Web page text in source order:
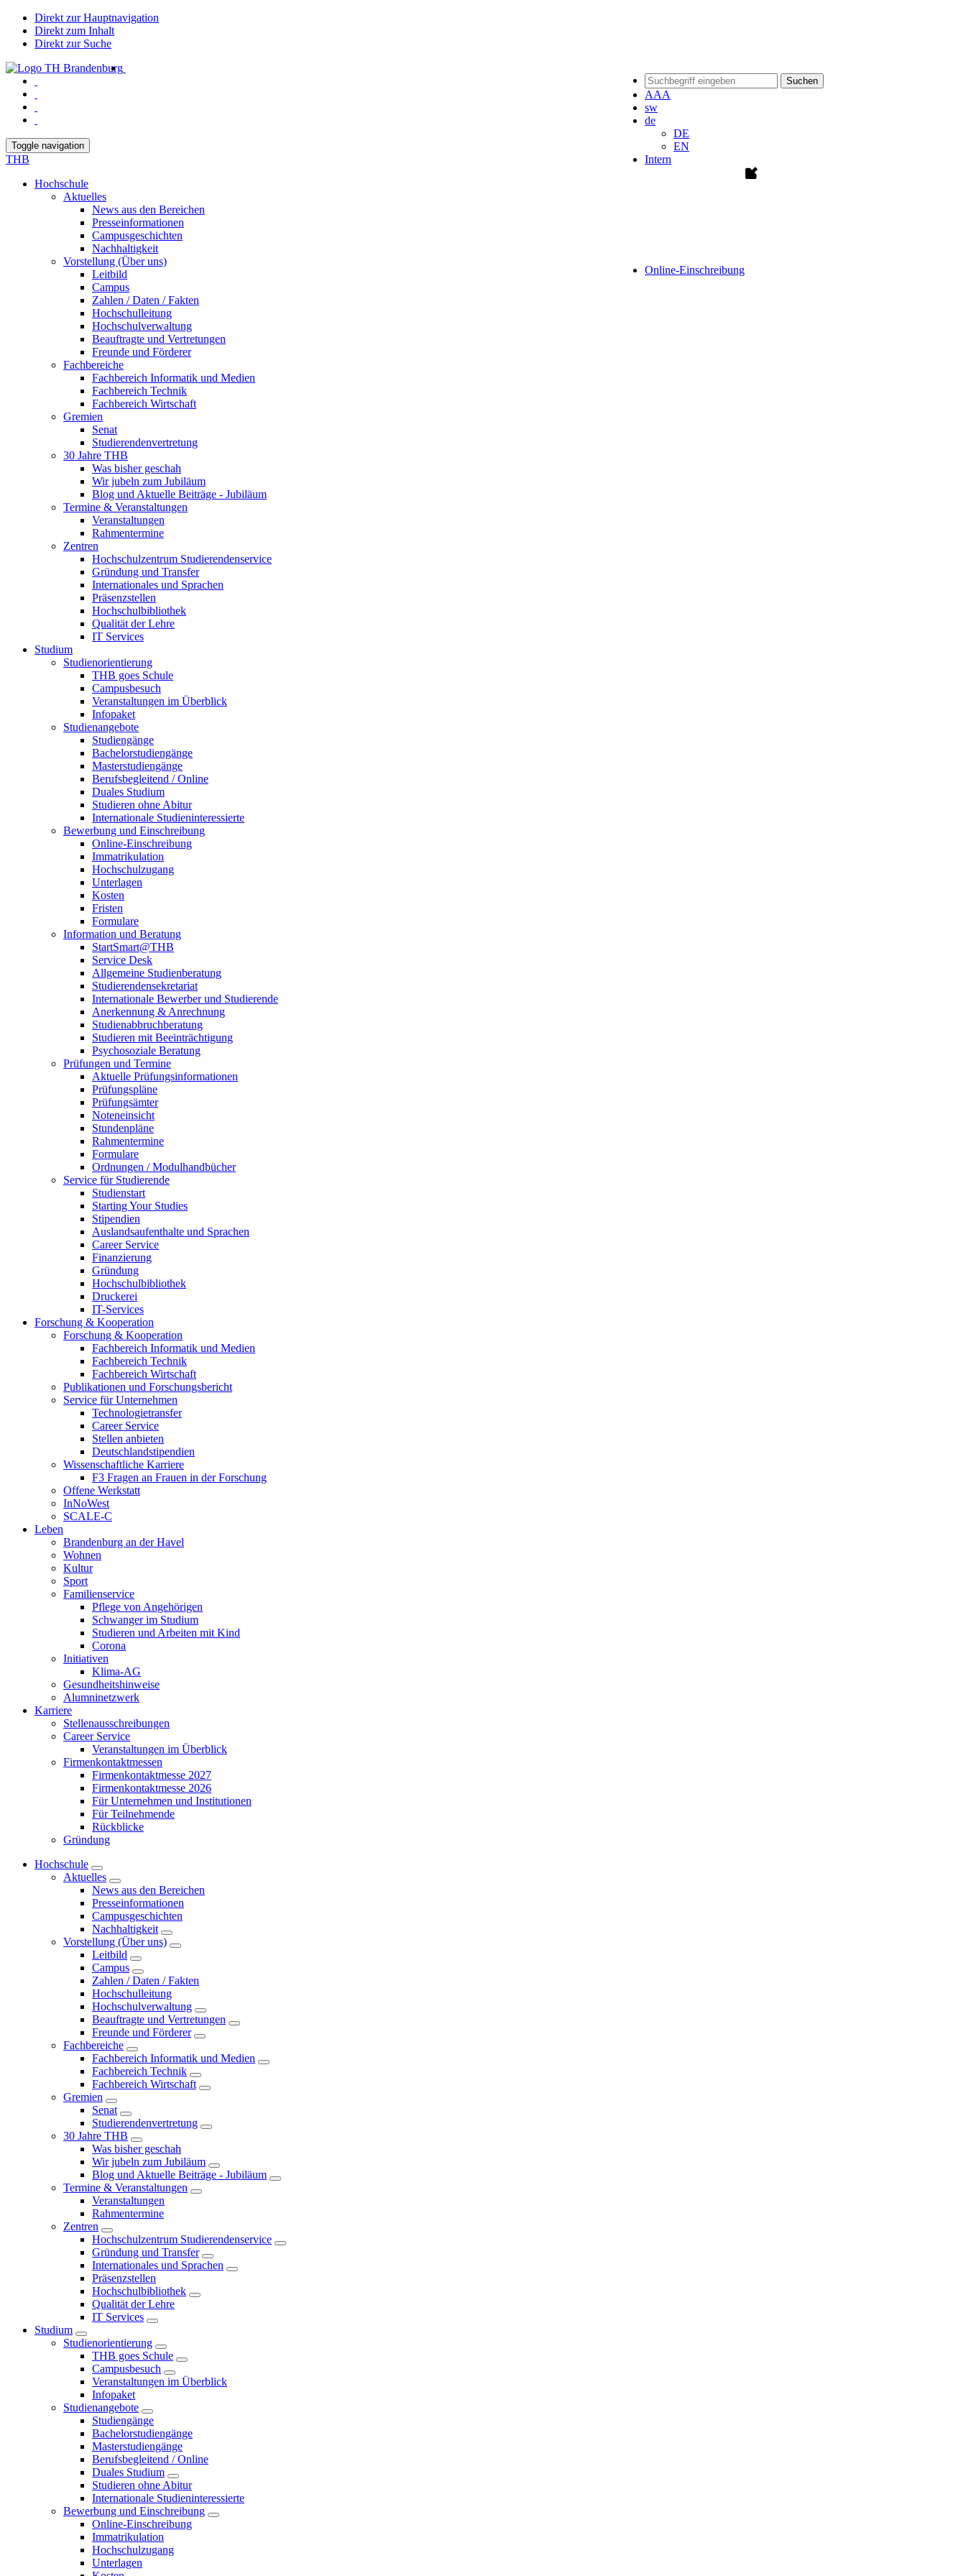
Direkt zur Hauptnavigation
Direkt zum Inhalt
Direkt zur Suche
Suchen
AAA
sw
de
DE
EN
Intern
Online-Einschreibung
Toggle navigation
THB
Hochschule
Aktuelles
News aus den Bereichen
Presseinformationen
Campusgeschichten
Nachhaltigkeit
Vorstellung (Über uns)
Leitbild
Campus
Zahlen / Daten / Fakten
Hochschulleitung
Hochschulverwaltung
Beauftragte und Vertretungen
Freunde und Förderer
Fachbereiche
Fachbereich Informatik und Medien
Fachbereich Technik
Fachbereich Wirtschaft
Gremien
Senat
Studierendenvertretung
30 Jahre THB
Was bisher geschah
Wir jubeln zum Jubiläum
Blog und Aktuelle Beiträge - Jubiläum
Termine & Veranstaltungen
Veranstaltungen
Rahmentermine
Zentren
Hochschulzentrum Studierendenservice
Gründung und Transfer
Internationales und Sprachen
Präsenzstellen
Hochschulbibliothek
Qualität der Lehre
IT Services
Studium
Studienorientierung
THB goes Schule
Campusbesuch
Veranstaltungen im Überblick
Infopaket
Studienangebote
Studiengänge
Bachelorstudiengänge
Masterstudiengänge
Berufsbegleitend / Online
Duales Studium
Studieren ohne Abitur
Internationale Studieninteressierte
Bewerbung und Einschreibung
Online-Einschreibung
Immatrikulation
Hochschulzugang
Unterlagen
Kosten
Fristen
Formulare
Information und Beratung
StartSmart@THB
Service Desk
Allgemeine Studienberatung
Studierendensekretariat
Internationale Bewerber und Studierende
Anerkennung & Anrechnung
Studienabbruchberatung
Studieren mit Beeinträchtigung
Psychosoziale Beratung
Prüfungen und Termine
Aktuelle Prüfungsinformationen
Prüfungspläne
Prüfungsämter
Noteneinsicht
Stundenpläne
Rahmentermine
Formulare
Ordnungen / Modulhandbücher
Service für Studierende
Studienstart
Starting Your Studies
Stipendien
Auslandsaufenthalte und Sprachen
Career Service
Finanzierung
Gründung
Hochschulbibliothek
Druckerei
IT-Services
Forschung & Kooperation
Forschung & Kooperation
Fachbereich Informatik und Medien
Fachbereich Technik
Fachbereich Wirtschaft
Publikationen und Forschungsbericht
Service für Unternehmen
Technologietransfer
Career Service
Stellen anbieten
Deutschlandstipendien
Wissenschaftliche Karriere
F3 Fragen an Frauen in der Forschung
Offene Werkstatt
InNoWest
SCALE-C
Leben
Brandenburg an der Havel
Wohnen
Kultur
Sport
Familienservice
Pflege von Angehörigen
Schwanger im Studium
Studieren und Arbeiten mit Kind
Corona
Initiativen
Klima-AG
Gesundheitshinweise
Alumninetzwerk
Karriere
Stellenausschreibungen
Career Service
Veranstaltungen im Überblick
Firmenkontaktmessen
Firmenkontaktmesse 2027
Firmenkontaktmesse 2026
Für Unternehmen und Institutionen
Für Teilnehmende
Rückblicke
Gründung
Hochschule
Aktuelles
News aus den Bereichen
Presseinformationen
Campusgeschichten
Nachhaltigkeit
Vorstellung (Über uns)
Leitbild
Campus
Zahlen / Daten / Fakten
Hochschulleitung
Hochschulverwaltung
Beauftragte und Vertretungen
Freunde und Förderer
Fachbereiche
Fachbereich Informatik und Medien
Fachbereich Technik
Fachbereich Wirtschaft
Gremien
Senat
Studierendenvertretung
30 Jahre THB
Was bisher geschah
Wir jubeln zum Jubiläum
Blog und Aktuelle Beiträge - Jubiläum
Termine & Veranstaltungen
Veranstaltungen
Rahmentermine
Zentren
Hochschulzentrum Studierendenservice
Gründung und Transfer
Internationales und Sprachen
Präsenzstellen
Hochschulbibliothek
Qualität der Lehre
IT Services
Studium
Studienorientierung
THB goes Schule
Campusbesuch
Veranstaltungen im Überblick
Infopaket
Studienangebote
Studiengänge
Bachelorstudiengänge
Masterstudiengänge
Berufsbegleitend / Online
Duales Studium
Studieren ohne Abitur
Internationale Studieninteressierte
Bewerbung und Einschreibung
Online-Einschreibung
Immatrikulation
Hochschulzugang
Unterlagen